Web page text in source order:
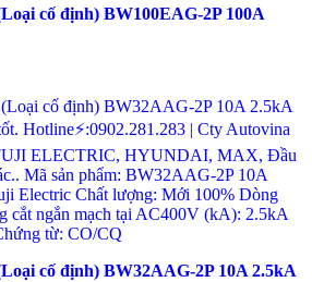
cố định) BW100EAG-2P 100A
cố định) BW32AAG-2P 10A 2.5kA